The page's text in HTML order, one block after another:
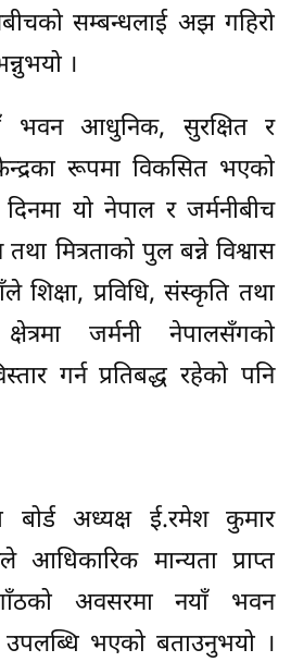
सम्बन्धलाई अझ गहिरो
।
भवन आधुनिक, सुरक्षित र
रूपमा विकसित भएको
यो नेपाल र जर्मनीबीच
तथा मित्रताको पुल बन्ने विश्वास
शिक्षा, प्रविधि, संस्कृति तथा
जर्मनी नेपालसँगको
गर्न प्रतिबद्ध रहेको पनि
बोर्ड अध्यक्ष ई.रमेश कुमार
आधिकारिक मान्यता प्राप्त
अवसरमा नयाँ भवन
भएको बताउनुभयो ।